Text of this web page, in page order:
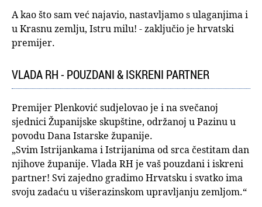
A kao što sam već najavio, nastavljamo s ulaganjima i
u Krasnu zemlju, Istru milu! - zaključio je hrvatski
premijer.
VLADA RH - POUZDANI & ISKRENI PARTNER
Premijer Plenković sudjelovao je i na svečanoj
sjednici Županijske skupštine, održanoj u Pazinu u
povodu Dana Istarske županije.
„Svim Istrijankama i Istrijanima od srca čestitam dan
njihove županije. Vlada RH je vaš pouzdani i iskreni
partner! Svi zajedno gradimo Hrvatsku i svatko ima
svoju zadaću u višerazinskom upravljanju zemljom.“